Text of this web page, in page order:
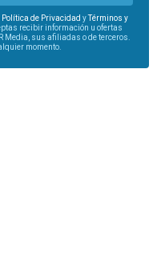
Política de Privacidad yTérminos y
recibir información u ofertas
Media, sus afiliadas o de terceros.
momento.